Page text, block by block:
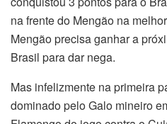
na frente do Mengão na
Mengão precisa ganhar a
Brasil para dar nega.
Mas infelizmente na primeira
dominado pelo Galo mineiro